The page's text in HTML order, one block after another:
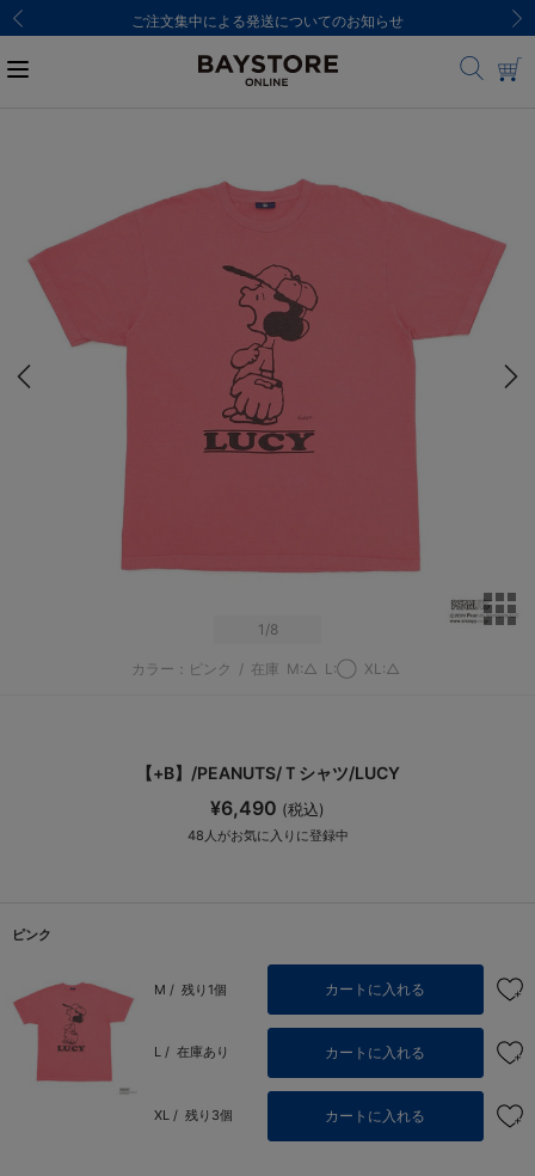
ご注文集中による発送についてのお知らせ
1 /8
カラー：ピンク / 在庫 M:△ L:◯ XL:△
【+B】/PEANUTS/Ｔシャツ/LUCY
¥6,490 (税込)
48 人がお気に入りに登録中
ピンク
M / 残り1個 カートに入れる
L / 在庫あり カートに入れる
XL / 残り3個 カートに入れる